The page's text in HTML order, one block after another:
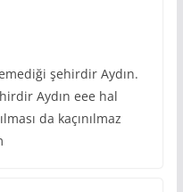
şehirdir Aydın.
Aydın eee hal
da kaçınılmaz